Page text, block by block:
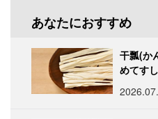
あなたにおすすめ
干瓢(か
めてす